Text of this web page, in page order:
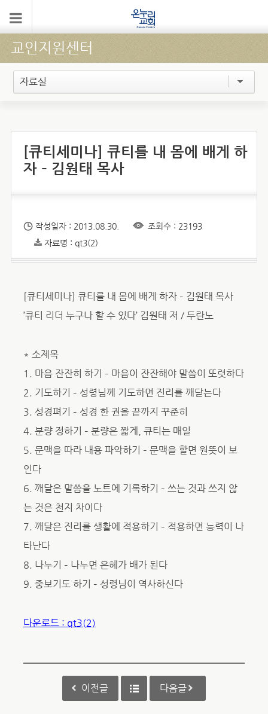
교인지원센터
자료실
[큐티세미나] 큐티를 내 몸에 배게 하
자 – 김원태 목사
작성일자 : 2013.08.30.
조회수 : 23193
자료명 : qt3(2)
[큐티세미나] 큐티를 내 몸에 배게 하자 – 김원태 목사
’큐티 리더 누구나 할 수 있다’ 김원태 저 / 두란노
* 소제목
1. 마음 잔잔히 하기 – 마음이 잔잔해야 말씀이 또렷하다
2. 기도하기 – 성령님께 기도하면 진리를 깨닫는다
3. 성경펴기 – 성경 한 권을 끝까지 꾸준히
4. 분량 정하기 – 분량은 짧게, 큐티는 매일
5. 문맥을 따라 내용 파악하기 – 문맥을 할면 원뜻이 보
인다
6. 깨달은 말씀을 노트에 기록하기 – 쓰는 것과 쓰지 않
는 것은 천지 차이다
7. 깨달은 진리를 생활에 적용하기 – 적용하면 능력이 나
타난다
8. 나누기 – 나누면 은혜가 배가 된다
9. 중보기도 하기 – 성령님이 역사하신다
다운로드 : qt3(2)
이전글 다음글